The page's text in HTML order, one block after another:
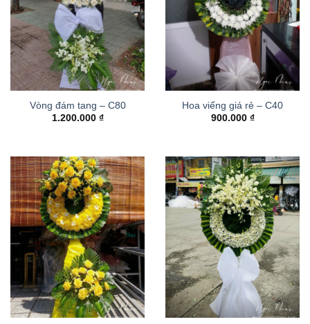
Vòng đám tang – C80
1.200.000 ₫
Hoa viếng giá rẻ – C40
900.000 ₫